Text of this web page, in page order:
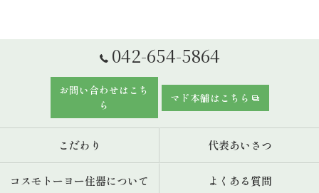
042-654-5864
お問い合わせはこち
ら
マド本舗はこちら
こだわり 代表あいさつ
コスモトーヨー住器について よくある質問